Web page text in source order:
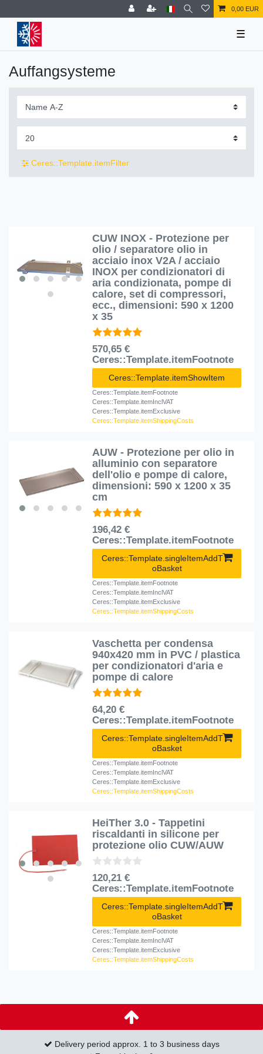
0,00 EUR
☰
Auffangsysteme
Ceres::Template.itemFilter
CUW INOX - Protezione per
olio / separatore olio in
acciaio inox V2A / acciaio
INOX per condizionatori di
aria condizionata, pompe di
calore, set di compressori,
ecc., dimensioni: 590 x 1200
x 35
570,65 €
Ceres::Template.itemFootnote
Ceres::Template.itemShowItem
Ceres::Template.itemFootnote
Ceres::Template.itemInclVAT
Ceres::Template.itemExclusive
Ceres::Template.itemShippingCosts
AUW - Protezione per olio in
alluminio con separatore
dell'olio e pompe di calore,
dimensioni: 590 x 1200 x 35
cm
196,42 €
Ceres::Template.itemFootnote
Ceres::Template.singleItemAddT
oBasket
Ceres::Template.itemFootnote
Ceres::Template.itemInclVAT
Ceres::Template.itemExclusive
Ceres::Template.itemShippingCosts
Vaschetta per condensa
940x420 mm in PVC / plastica
per condizionatori d'aria e
pompe di calore
64,20 €
Ceres::Template.itemFootnote
Ceres::Template.singleItemAddT
oBasket
Ceres::Template.itemFootnote
Ceres::Template.itemInclVAT
Ceres::Template.itemExclusive
Ceres::Template.itemShippingCosts
HeiTher 3.0 - Tappetini
riscaldanti in silicone per
protezione olio CUW/AUW
120,21 €
Ceres::Template.itemFootnote
Ceres::Template.singleItemAddT
oBasket
Ceres::Template.itemFootnote
Ceres::Template.itemInclVAT
Ceres::Template.itemExclusive
Ceres::Template.itemShippingCosts
Delivery period approx. 1 to 3 business days